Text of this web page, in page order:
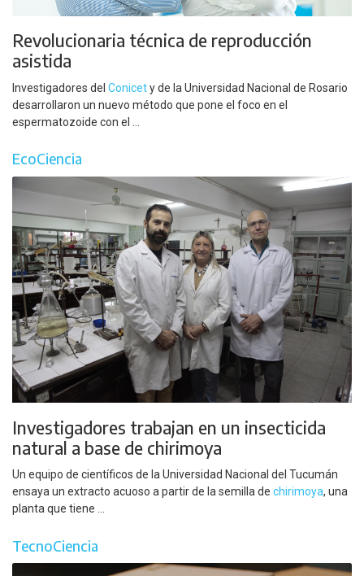
Revolucionaria técnica de reproducción
asistida
Investigadores del Conicety de la Universidad Nacional de Rosario
desarrollaron un nuevo método que pone el foco en el
espermatozoide con el ...
EcoCiencia
Investigadores trabajan en un insecticida
natural a base de chirimoya
Un equipo de científicos de la Universidad Nacional del Tucumán
ensaya un extracto acuoso a partir de la semilla de chirimoya, una
planta que tiene ...
TecnoCiencia